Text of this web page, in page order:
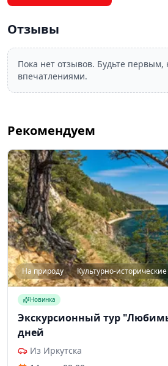
Отзывы
Пока нет отзывов. Будьте первым,
впечатлениями.
Рекомендуем
На природу Культурно-исторические
Новинка
Экскурсионный тур
дней
Из Иркутска